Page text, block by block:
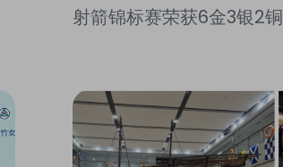
射箭锦标赛荣获6金3银2铜